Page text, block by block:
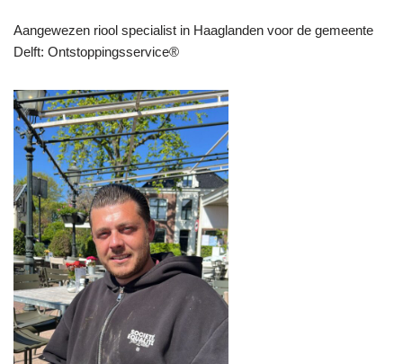
Aangewezen riool specialist in Haaglanden voor de gemeente
Delft: Ontstoppingsservice®